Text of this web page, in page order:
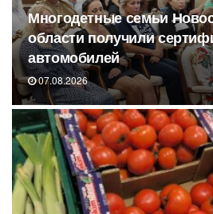
Многодетные семьи
области получили
автомобилей
07.08.2026